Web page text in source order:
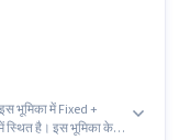
भूमिका में Fixed +
स्थित है। इस भूमिका के